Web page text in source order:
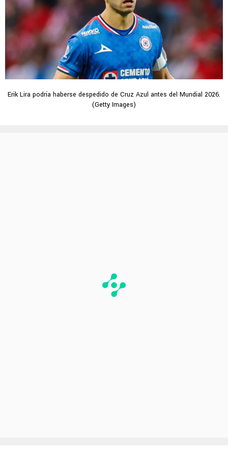
Erik Lira podría haberse despedido de Cruz Azul antes del Mundial 2026.
(Getty Images)